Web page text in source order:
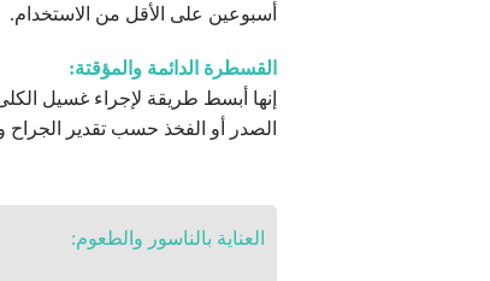
أسبوعين على الأقل من الاستخدام.
القسطرة الدائمة والمؤقتة:
إنها أبسط طريقة لإجراء غسيل
الصدر أو الفخذ حسب تقدير
العناية بالناسور والطعوم: